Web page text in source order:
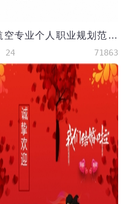
航空专业个人职业规划范文
24 71863